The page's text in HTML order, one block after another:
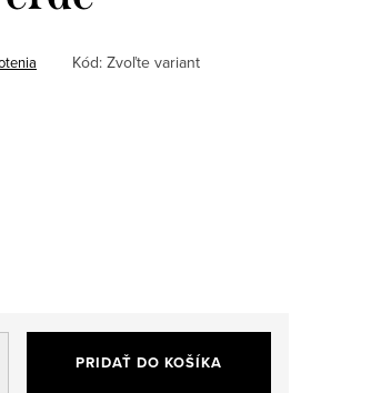
Kód: Zvoľte variant
PRIDAŤ DO KOŠÍKA